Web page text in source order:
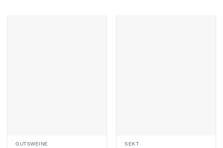
GUTSWEINE SEKT